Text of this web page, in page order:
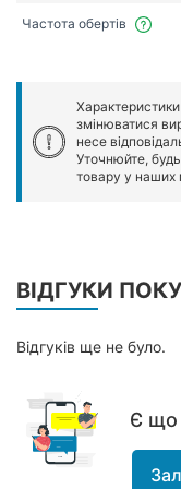
Частота обертів
змінюватися
несе
Уточнюйте,
товару у наших
ВІДГУКИ
Відгуків ще не було.
Є що